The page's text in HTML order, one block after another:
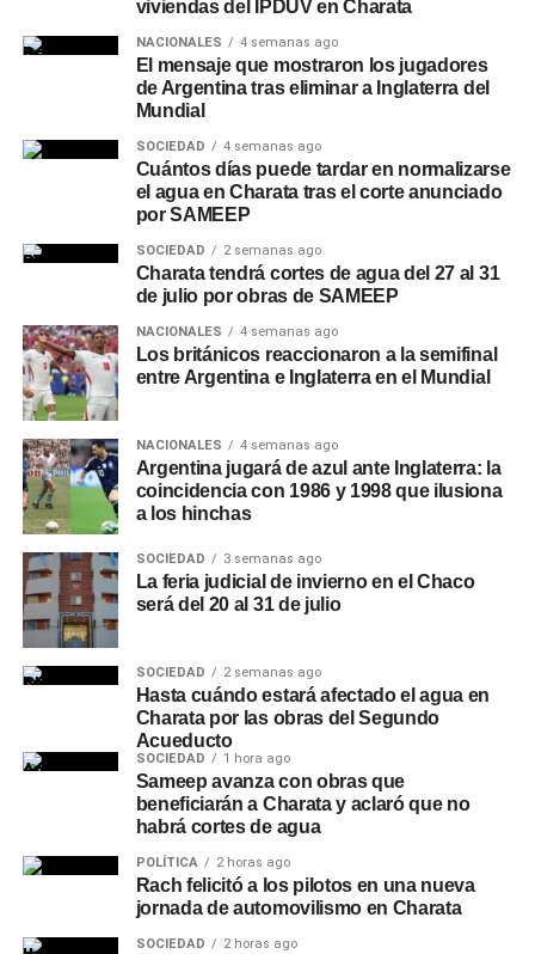
viviendas del IPDUV en Charata
NACIONALES 4 semanas ago
El mensaje que mostraron los jugadores
de Argentina tras eliminar a Inglaterra del
Mundial
SOCIEDAD 4 semanas ago
Cuántos días puede tardar en normalizarse
el agua en Charata tras el corte anunciado
por SAMEEP
SOCIEDAD 2 semanas ago
Charata tendrá cortes de agua del 27 al 31
de julio por obras de SAMEEP
NACIONALES 4 semanas ago
Los británicos reaccionaron a la semifinal
entre Argentina e Inglaterra en el Mundial
NACIONALES 4 semanas ago
Argentina jugará de azul ante Inglaterra: la
coincidencia con 1986 y 1998 que ilusiona
a los hinchas
SOCIEDAD 3 semanas ago
La feria judicial de invierno en el Chaco
será del 20 al 31 de julio
SOCIEDAD 2 semanas ago
Hasta cuándo estará afectado el agua en
Charata por las obras del Segundo
Acueducto
SOCIEDAD 1 hora ago
Sameep avanza con obras que
beneficiarán a Charata y aclaró que no
habrá cortes de agua
POLÍTICA 2 horas ago
Rach felicitó a los pilotos en una nueva
jornada de automovilismo en Charata
SOCIEDAD 2 horas ago